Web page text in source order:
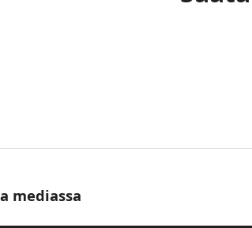
mediassa